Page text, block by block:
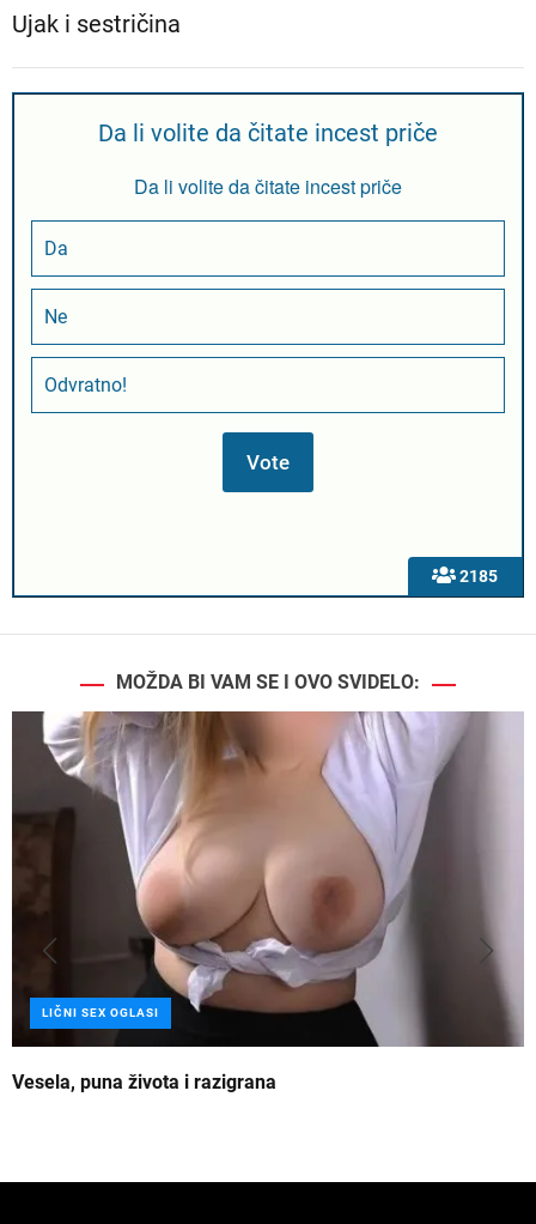
Ujak i sestričina
2185
Da li volite da čitate incest priče
Da li volite da čitate incest priče
Da
Ne
Odvratno!
MOŽDA BI VAM SE I OVO SVIDELO:
LIČNI SEX OGLASI
Vesela, puna života i razigrana